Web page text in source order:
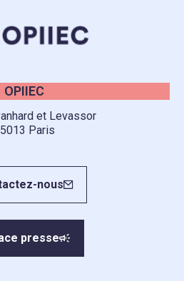
OPIIEC
et Levassor
Paris
nous
presse